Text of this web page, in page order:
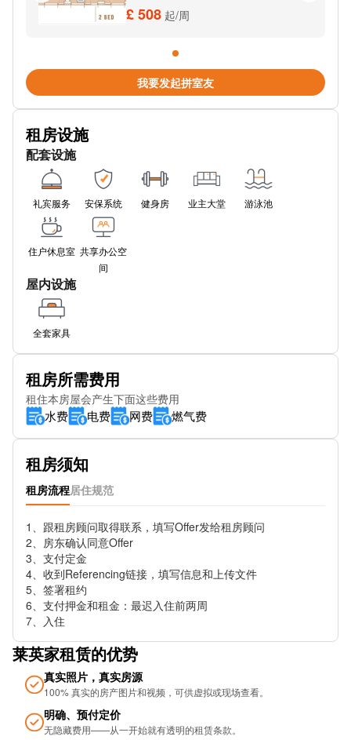
Museum Stop WP
Hardman St
Spinningfields
John Dalton St (Stop WX)
Deansgate Railway Station
Castlegate
St James Square
Bridge St (Stop WF)
STPeter's Sq Stop SN
Metrolink-St Peter's Square
Deansgate Station
SUBWAY
St Peters Square
牛津路
Portland St (Stop So)
SUBWAY
Manchester Oxford Road Railway Station
Barton Arcade Stop na
Art Gallery (Stop SD)
Royce Road
£ 508 起/周
我要发起拼室友
租房设施
配套设施
礼宾服务 安保系统 健身房 业主大堂 游泳池
住户休息室 共享办公空
间
屋内设施
全套家具
租房所需费用
租住本房屋会产生下面这些费用
水费 电费 网费 燃气费
租房须知
租房流程居住规范
1、跟租房顾问取得联系，填写Offer发给租房顾问
2、房东确认同意Offer
3、支付定金
4、收到Referencing链接，填写信息和上传文件
5、签署租约
6、支付押金和租金：最迟入住前两周
7、入住
莱英家租赁的优势
真实照片，真实房源
100% 真实的房产图片和视频，可供虚拟或现场查看。
明确、预付定价
无隐藏费用——从一开始就有透明的租赁条款。